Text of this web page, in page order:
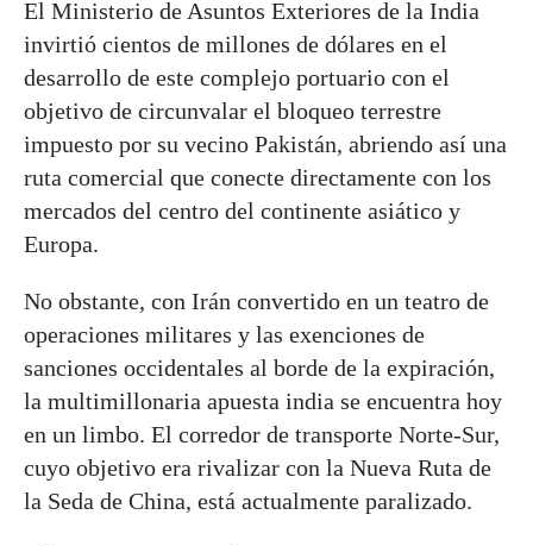
El Ministerio de Asuntos Exteriores de la India
invirtió cientos de millones de dólares en el
desarrollo de este complejo portuario con el
objetivo de circunvalar el bloqueo terrestre
impuesto por su vecino Pakistán, abriendo así una
ruta comercial que conecte directamente con los
mercados del centro del continente asiático y
Europa.
No obstante, con Irán convertido en un teatro de
operaciones militares y las exenciones de
sanciones occidentales al borde de la expiración,
la multimillonaria apuesta india se encuentra hoy
en un limbo. El corredor de transporte Norte-Sur,
cuyo objetivo era rivalizar con la Nueva Ruta de
la Seda de China, está actualmente paralizado.